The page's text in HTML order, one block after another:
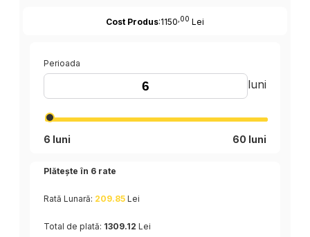
Cost Produs:1150 ,00 Lei
Perioada
luni
6 luni 60 luni
Plătește în 6 rate
Rată Lunară: 209.85 Lei
Total de plată: 1309.12 Lei